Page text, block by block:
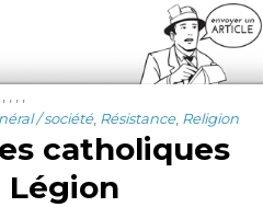
/ société, Résistance, Religion
catholiques